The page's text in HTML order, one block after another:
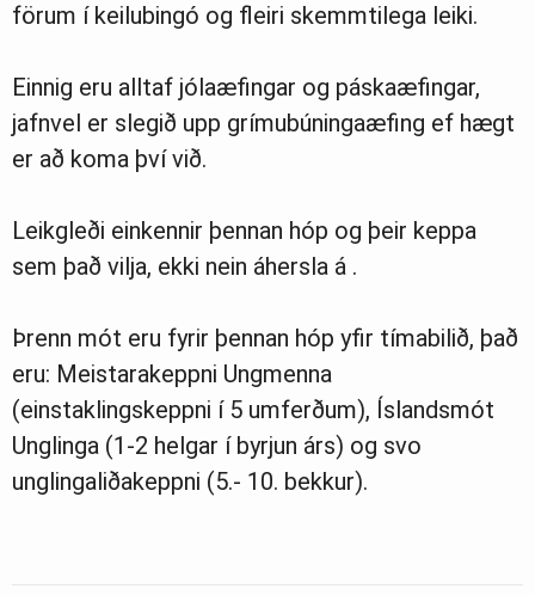
förum í keilubingó og fleiri skemmtilega leiki.
Einnig eru alltaf jólaæfingar og páskaæfingar,
jafnvel er slegið upp grímubúningaæfing ef hægt
er að koma því við.
Leikgleði einkennir þennan hóp og þeir keppa
sem það vilja, ekki nein áhersla á .
Þrenn mót eru fyrir þennan hóp yfir tímabilið, það
eru: Meistarakeppni Ungmenna
(einstaklingskeppni í 5 umferðum), Íslandsmót
Unglinga (1-2 helgar í byrjun árs) og svo
unglingaliðakeppni (5.- 10. bekkur).